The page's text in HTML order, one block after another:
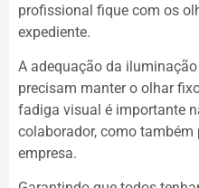
profissional fique com os
expediente.
A adequação da
precisam manter o olhar
fadiga visual é importante
colaborador, como
empresa.